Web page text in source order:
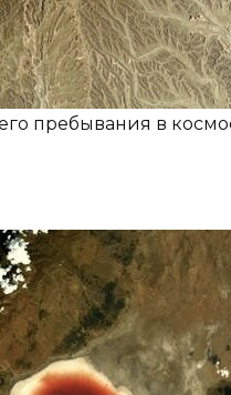
пребывания в